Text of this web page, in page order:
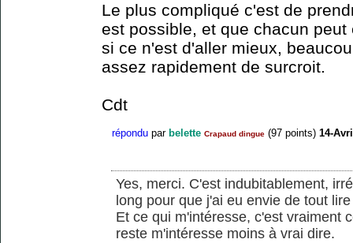
Le plus compliqué c'est de
est possible, et que chacun
si ce n'est d'aller mieux,
assez rapidement de surcroit.
Cdt
répondu par belette Crapaud dingue (97 points) 14-
Yes, merci. C'est indubitablement,
long pour que j'ai eu envie de tout
Et ce qui m'intéresse, c'est vraiment
reste m'intéresse moins à vrai dire.